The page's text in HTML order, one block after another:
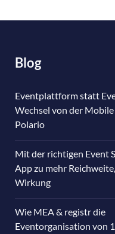
Blog
Eventplattform statt
Wechsel von der
Polario
Mit der richtigen Event
App zu mehr
Wirkung
Wie MEA & registr die
Eventorganisation von